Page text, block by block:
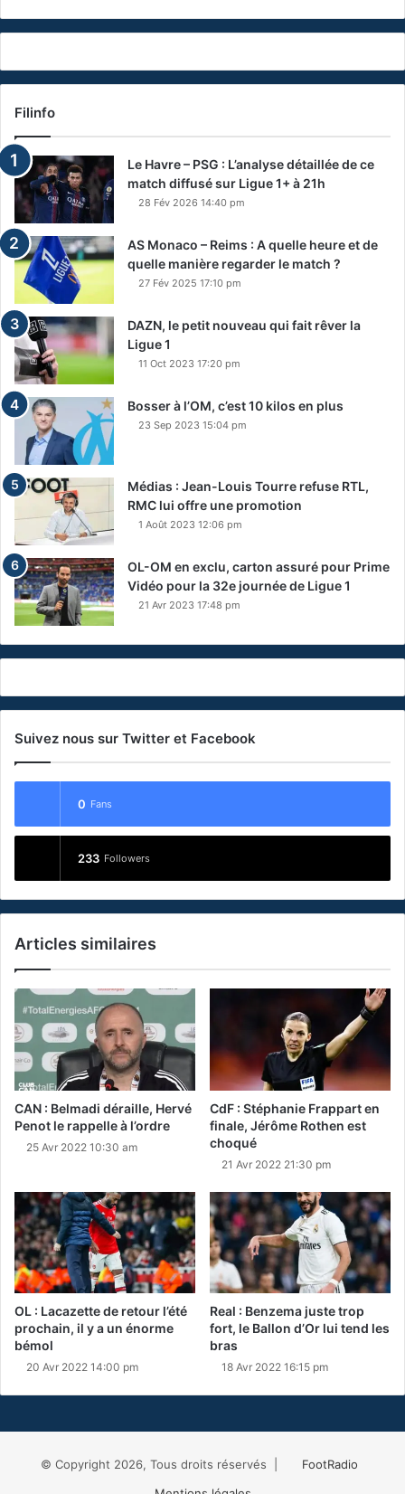
Filinfo
Le Havre – PSG : L’analyse détaillée de ce
match diffusé sur Ligue 1+ à 21h
28 Fév 2026 14:40 pm
AS Monaco – Reims : A quelle heure et de
quelle manière regarder le match ?
27 Fév 2025 17:10 pm
DAZN, le petit nouveau qui fait rêver la
Ligue 1
11 Oct 2023 17:20 pm
Bosser à l’OM, c’est 10 kilos en plus
23 Sep 2023 15:04 pm
Médias : Jean-Louis Tourre refuse RTL,
RMC lui offre une promotion
1 Août 2023 12:06 pm
OL-OM en exclu, carton assuré pour Prime
Vidéo pour la 32e journée de Ligue 1
21 Avr 2023 17:48 pm
Suivez nous sur Twitter et Facebook
0 Fans
233 Followers
Articles similaires
CAN : Belmadi déraille, Hervé
Penot le rappelle à l’ordre
25 Avr 2022 10:30 am
CdF : Stéphanie Frappart en
finale, Jérôme Rothen est
choqué
21 Avr 2022 21:30 pm
OL : Lacazette de retour l’été
prochain, il y a un énorme
bémol
20 Avr 2022 14:00 pm
Real : Benzema juste trop
fort, le Ballon d’Or lui tend les
bras
18 Avr 2022 16:15 pm
© Copyright 2026, Tous droits réservés |
FootRadio